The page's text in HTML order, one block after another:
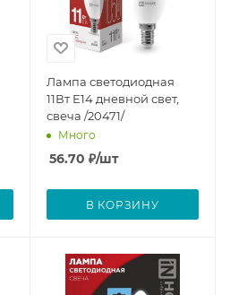
Лампа светодиодная
11Вт Е14 дневной свет,
свеча /20471/
Много
56.70 ₽/шт
В КОРЗИНУ